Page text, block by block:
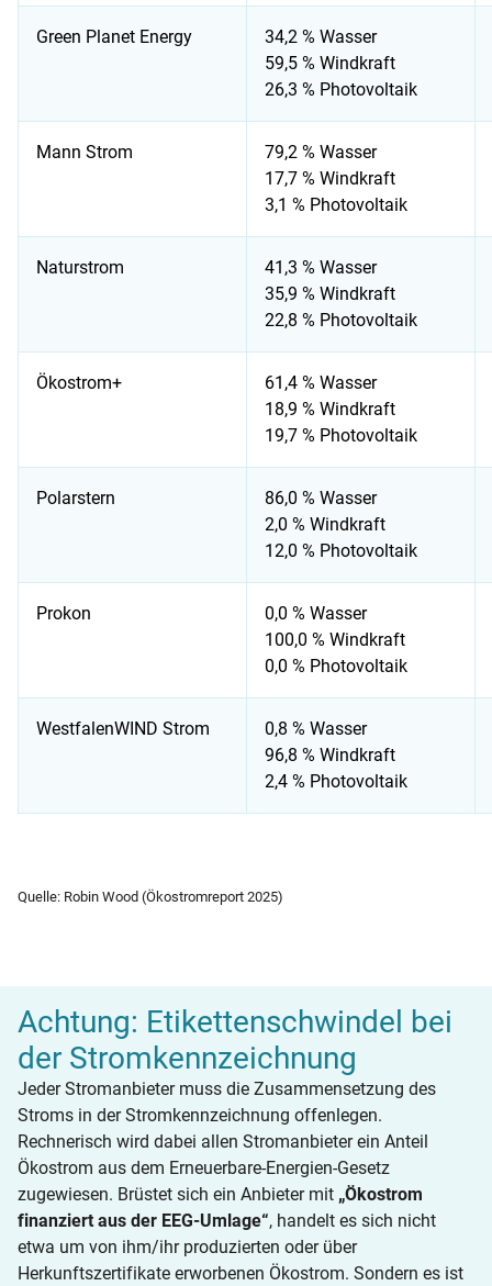
Green Planet Energy
34,2 % Wasser
59,5 % Windkraft
26,3 % Photovoltaik
Mann Strom
79,2 % Wasser
17,7 % Windkraft
3,1 % Photovoltaik
Naturstrom
41,3 % Wasser
35,9 % Windkraft
22,8 % Photovoltaik
Ökostrom+
61,4 % Wasser
18,9 % Windkraft
19,7 % Photovoltaik
Polarstern
86,0 % Wasser
2,0 % Windkraft
12,0 % Photovoltaik
Prokon
0,0 % Wasser
100,0 % Windkraft
0,0 % Photovoltaik
WestfalenWIND Strom
0,8 % Wasser
96,8 % Windkraft
2,4 % Photovoltaik
Quelle: Robin Wood (Ökostromreport 2025)
Achtung: Etikettenschwindel bei
der Stromkennzeichnung
Jeder Stromanbieter muss die Zusammensetzung des
Stroms in der Stromkennzeichnung offenlegen.
Rechnerisch wird dabei allen Stromanbieter ein Anteil
Ökostrom aus dem Erneuerbare-Energien-Gesetz
zugewiesen. Brüstet sich ein Anbieter mit „Ökostrom
finanziert aus der EEG-Umlage“, handelt es sich nicht
etwa um von ihm/ihr produzierten oder über
Herkunftszertifikate erworbenen Ökostrom. Sondern es ist